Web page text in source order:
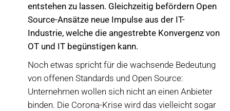
entstehen zu lassen. Gleichzeitig befördern Open
Source-Ansätze neue Impulse aus der IT-
Industrie, welche die angestrebte Konvergenz von
OT und IT begünstigen kann.
Noch etwas spricht für die wachsende Bedeutung
von offenen Standards und Open Source:
Unternehmen wollen sich nicht an einen Anbieter
binden. Die Corona-Krise wird das vielleicht sogar